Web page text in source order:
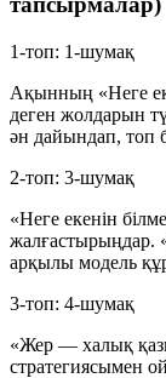
1-топ: 1-шумақ
Ақынның «Неге
деген жолдарын
ән дайындап, топ
2-топ: 3-шумақ
«Неге екенін
жалғастырыңдар.
арқылы модель
3-топ: 4-шумақ
«Жер — халық
стратегиясымен